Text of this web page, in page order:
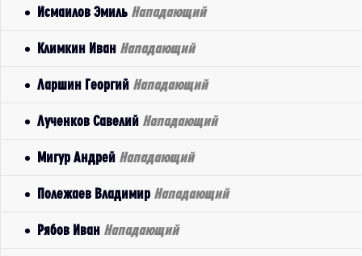
Исмаилов Эмиль Нападающий
Климкин Иван Нападающий
Ларшин Георгий Нападающий
Лученков Савелий Нападающий
Мигур Андрей Нападающий
Полежаев Владимир Нападающий
Рябов Иван Нападающий